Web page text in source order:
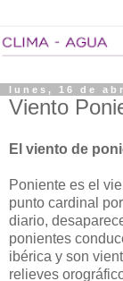
lunes, 16 de
Viento
El viento de
Poniente es el
punto cardinal
diario,
ponientes
ibérica y son
relieves